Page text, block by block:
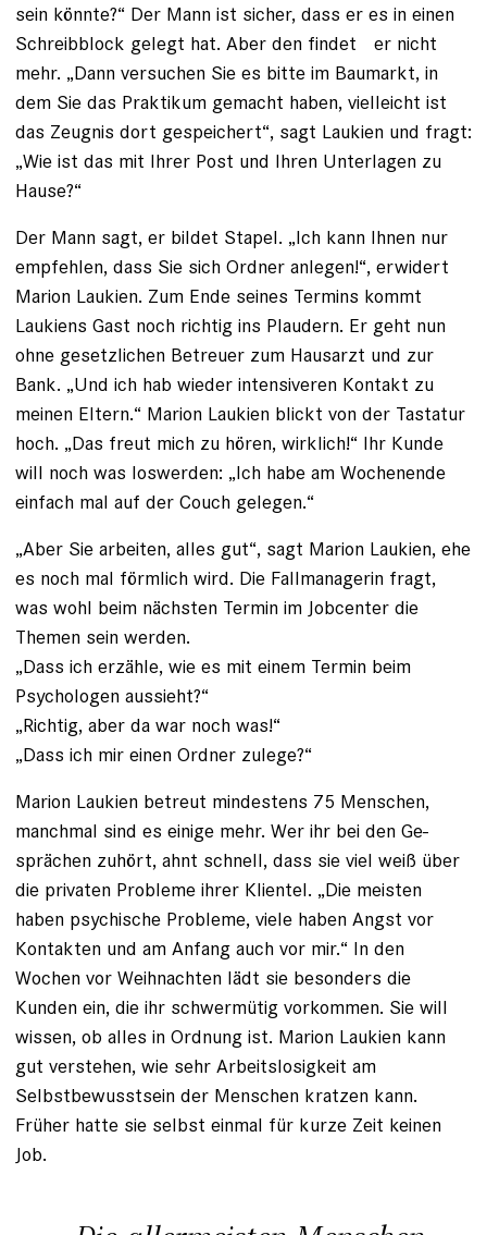
sein könnte?“ Der Mann ist sicher, dass er es in einen
Schreibblock gelegt hat. Aber den findet er nicht
mehr. „Dann versuchen Sie es bitte im Baumarkt, in
dem Sie das Praktikum gemacht ­haben, vielleicht ist
das Zeugnis dort ge­speichert“, sagt Laukien und fragt:
„Wie ist das mit Ihrer Post und Ihren Unterlagen zu
Hause?“
Der Mann sagt, er bildet Stapel. „Ich kann Ihnen nur
empfehlen, dass Sie sich Ordner anlegen!“, erwidert
Marion Laukien. Zum Ende seines Termins kommt
Laukiens Gast noch richtig ins Plaudern. Er geht nun
ohne gesetzlichen Betreuer zum Hausarzt und zur
Bank. „Und ich hab wieder intensiveren Kontakt zu
meinen Eltern.“ Marion Laukien blickt von der Tas­tatur
hoch. „Das freut mich zu hören, wirklich!“ Ihr Kunde
will noch was loswerden: „Ich habe am Wochenende
einfach mal auf der Couch gelegen.“
„Aber Sie arbeiten, alles gut“, sagt Marion Laukien, ehe
es noch mal förmlich wird. Die Fallmanagerin fragt,
was wohl beim nächsten Termin im Jobcenter die
Themen sein werden.
„Dass ich erzähle, wie es mit einem Termin beim
Psychologen aussieht?“
„Richtig, aber da war noch was!“
„Dass ich mir einen Ordner zulege?“
Marion Laukien betreut mindes­tens 75 Menschen,
manchmal sind es einige mehr. Wer ihr bei den Ge­
sprächen zuhört, ahnt schnell, dass sie viel weiß über
die privaten Probleme ihrer Klientel. „Die meisten
haben ­psychische Probleme, viele haben Angst vor
Kontakten und am Anfang auch vor mir.“ In den
Wochen vor Weihnachten lädt sie besonders die
Kunden ein, die ihr schwermütig vorkommen. Sie will
wissen, ob alles in Ordnung ist. Marion Laukien kann
gut verstehen, wie sehr Arbeitslosigkeit am
Selbstbewusstsein der Menschen kratzen kann.
Früher hatte sie selbst einmal für kurze Zeit keinen
Job.